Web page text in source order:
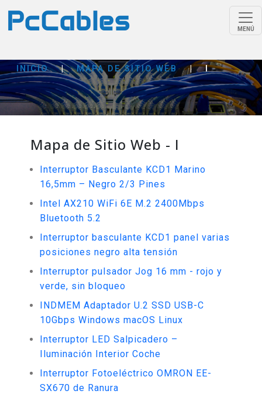
MENÚ
INICIO | MAPA DE SITIO WEB | I
Mapa de Sitio Web - I
Interruptor Basculante KCD1 Marino
16,5mm – Negro 2/3 Pines
Intel AX210 WiFi 6E M.2 2400Mbps
Bluetooth 5.2
Interruptor basculante KCD1 panel varias
posiciones negro alta tensión
Interruptor pulsador Jog 16 mm - rojo y
verde, sin bloqueo
INDMEM Adaptador U.2 SSD USB-C
10Gbps Windows macOS Linux
Interruptor LED Salpicadero –
Iluminación Interior Coche
Interruptor Fotoeléctrico OMRON EE-
SX670 de Ranura